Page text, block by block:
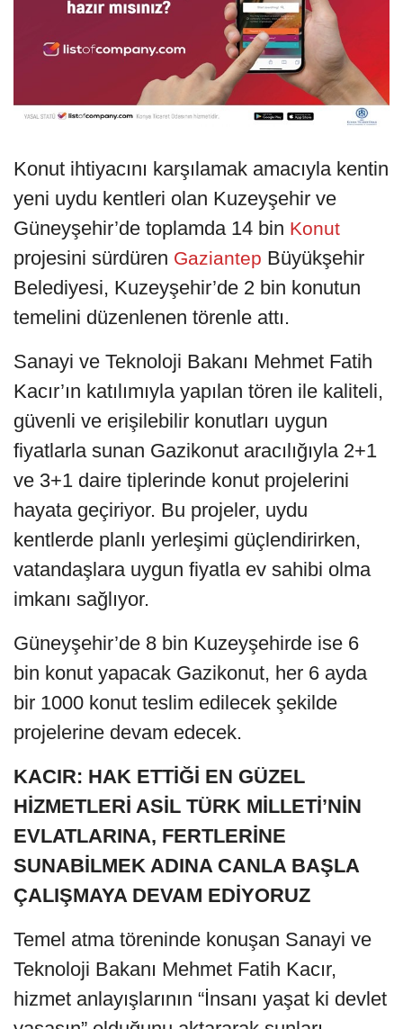
Konut ihtiyacını karşılamak amacıyla kentin
yeni uydu kentleri olan Kuzeyşehir ve
Güneyşehir’de toplamda 14 bin Konut
projesini sürdüren Gaziantep Büyükşehir
Belediyesi, Kuzeyşehir’de 2 bin konutun
temelini düzenlenen törenle attı.
Sanayi ve Teknoloji Bakanı Mehmet Fatih
Kacır’ın katılımıyla yapılan tören ile kaliteli,
güvenli ve erişilebilir konutları uygun
fiyatlarla sunan Gazikonut aracılığıyla 2+1
ve 3+1 daire tiplerinde konut projelerini
hayata geçiriyor. Bu projeler, uydu
kentlerde planlı yerleşimi güçlendirirken,
vatandaşlara uygun fiyatla ev sahibi olma
imkanı sağlıyor.
Güneyşehir’de 8 bin Kuzeyşehirde ise 6
bin konut yapacak Gazikonut, her 6 ayda
bir 1000 konut teslim edilecek şekilde
projelerine devam edecek.
KACIR: HAK ETTİĞİ EN GÜZEL
HİZMETLERİ ASİL TÜRK MİLLETİ’NİN
EVLATLARINA, FERTLERİNE
SUNABİLMEK ADINA CANLA BAŞLA
ÇALIŞMAYA DEVAM EDİYORUZ
Temel atma töreninde konuşan Sanayi ve
Teknoloji Bakanı Mehmet Fatih Kacır,
hizmet anlayışlarının “İnsanı yaşat ki devlet